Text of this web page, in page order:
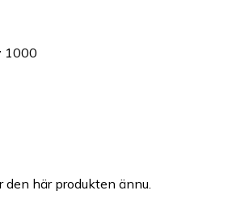
1000
här produkten ännu.